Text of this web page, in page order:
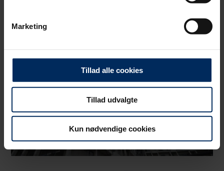
Vi bruger primært cookies til webanalyse med henblik på at
cookies for at opdage uhensigtsmæssigheder på sitet, såsom
Marketing
Tillad alle cookies
Tillad udvalgte
Kun nødvendige cookies